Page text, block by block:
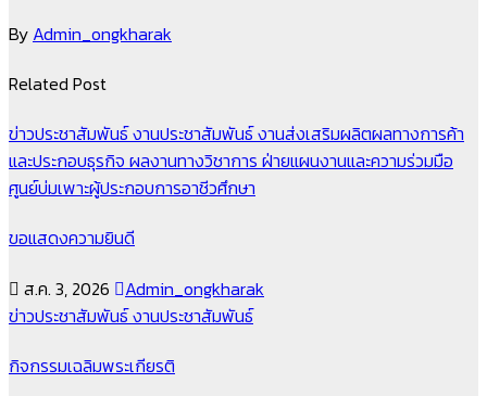
By Admin_ongkharak
Related Post
ข่าวประชาสัมพันธ์งานประชาสัมพันธ์งานส่งเสริมผลิตผลทางการค้า
และประกอบธุรกิจ ผลงานทางวิชาการ ฝ่ายแผนงานและความร่วมมือ
ศูนย์บ่มเพาะผู้ประกอบการอาชีวศึกษา
ขอแสดงความยินดี
ส.ค. 3, 2026
Admin_ongkharak
ข่าวประชาสัมพันธ์งานประชาสัมพันธ์
กิจกรรมเฉลิมพระเกียรติ